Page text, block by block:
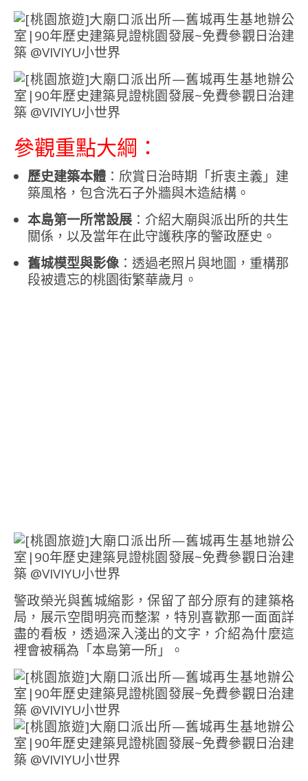
參觀重點大綱：
歷史建築本體 ：欣賞日治時期「折衷主義」建
築風格，包含洗石子外牆與木造結構。
本島第一所常設展 ：介紹大廟與派出所的共生
關係，以及當年在此守護秩序的警政歷史。
舊城模型與影像：透過老照片與地圖，重構那
段被遺忘的桃園街繁華歲月。
警政榮光與舊城縮影，保留了部分原有的建築格
局，展示空間明亮而整潔，特別喜歡那一面面詳
盡的看板，透過深入淺出的文字，介紹為什麼這
裡會被稱為「本島第一所」。